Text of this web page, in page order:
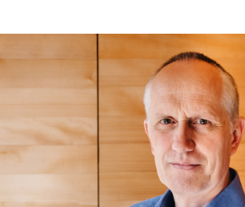
MITGLIEDER­VERZEICHNIS
SERVICE
KONTAKT
KAMPAGNE